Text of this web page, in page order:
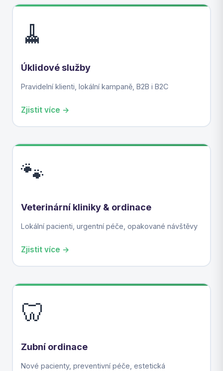
🧹
Úklidové služby
Pravidelní klienti, lokální kampaně, B2B i B2C
Zjistit více →
🐾
Veterinární kliniky & ordinace
Lokální pacienti, urgentní péče, opakované návštěvy
Zjistit více →
🦷
Zubní ordinace
Nové pacienty, preventivní péče, estetická